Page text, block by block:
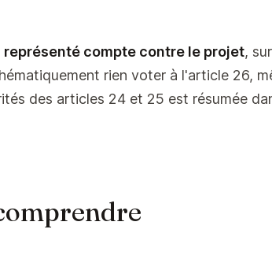
représenté compte contre le projet,
rien voter à l'article 26,
des articles 24 et 25 est résumée